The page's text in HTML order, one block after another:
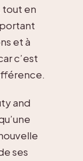
tout en
et à
c’est
and
ses